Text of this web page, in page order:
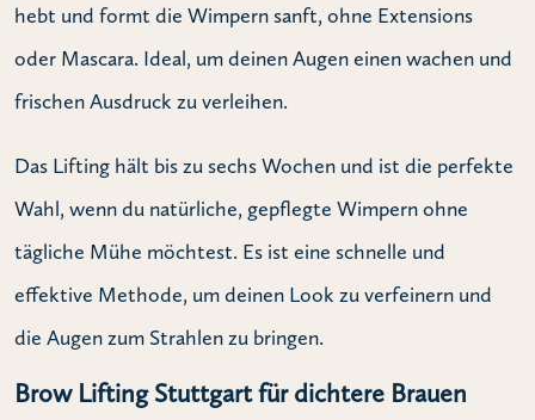
hebt und formt die Wimpern sanft, ohne Extensions
oder Mascara. Ideal, um deinen Augen einen wachen und
frischen Ausdruck zu verleihen.
Das Lifting hält bis zu sechs Wochen und ist die perfekte
Wahl, wenn du natürliche, gepflegte Wimpern ohne
tägliche Mühe möchtest. Es ist eine schnelle und
effektive Methode, um deinen Look zu verfeinern und
die Augen zum Strahlen zu bringen.
Brow Lifting Stuttgart für dichtere Brauen